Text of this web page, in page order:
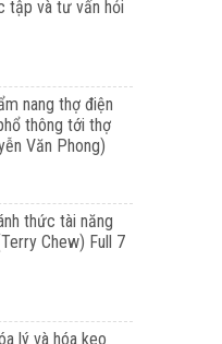
tập và tư vấn hỏi
nang thợ điện
thông tới thợ
Văn Phong)
thức tài năng
Chew) Full 7
lý và hóa keo